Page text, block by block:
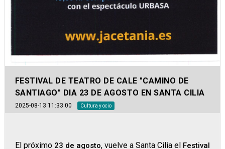
FESTIVAL DE TEATRO DE CALE "CAMINO DE
SANTIAGO" DIA 23 DE AGOSTO EN SANTA CILIA
2025-08-13 11:33:00 Cultura y ocio
El próximo 23 de agosto, vuelve a Santa Cilia el Festival